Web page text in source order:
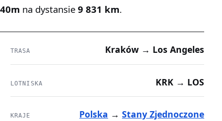
40m na dystansie 9 831 km.
TRASA Kraków → Los Angeles
LOTNISKA KRK → LOS
KRAJE Polska →Stany Zjednoczone